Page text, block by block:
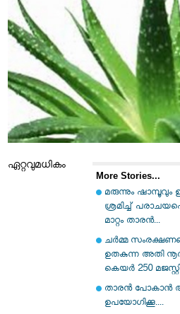
More Stories...
മരുന്നും
ശ്രമിച്ച്
മാറ്റം താരൻ...
ചർമ്മ
ഉതകുന്ന അതി
കെയർ 250
താരന്‍ പോകാൻ
ഉപയോഗിക്കൂ....
ഏറ്റവുമധികം